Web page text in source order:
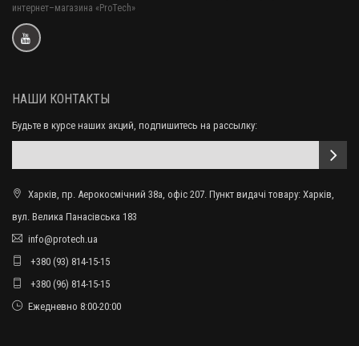
интернет–магазина «ProTech»
НАШИ КОНТАКТЫ
Будьте в курсе наших акций, подпишитесь на рассылку:
Харків, пр. Аерокосмічний 38а, офіс 207. Пункт видачі товару: Харків,
вул. Велика Панасівська 183
info@protech.ua
+380 (93) 814-15-15
+380 (96) 814-15-15
Ежедневно 8:00-20:00